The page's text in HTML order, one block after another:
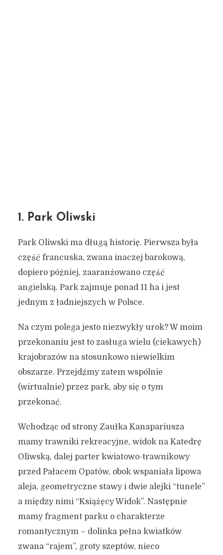
1. Park Oliwski
Park Oliwski ma długą historię. Pierwsza była
część francuska, zwana inaczej barokową,
dopiero później, zaaranżowano część
angielską. Park zajmuje ponad 11 ha i jest
jednym z ładniejszych w Polsce.
Na czym polega jesto niezwykły urok? W moim
przekonaniu jest to zasługa wielu (ciekawych)
krajobrazów na stosunkowo niewielkim
obszarze. Przejdźmy zatem wspólnie
(wirtualnie) przez park, aby się o tym
przekonać.
Wchodząc od strony Zaułka Kanapariusza
mamy trawniki rekreacyjne, widok na Katedrę
Oliwską, dalej parter kwiatowo-trawnikowy
przed Pałacem Opatów, obok wspaniała lipowa
aleja, geometryczne stawy i dwie alejki “tunele”
a między nimi “Książęcy Widok”. Następnie
mamy fragment parku o charakterze
romantycznym – dolinka pełna kwiatków
zwana “rajem”, groty szeptów, nieco